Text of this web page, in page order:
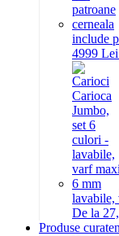
include
4999 Lei
lavabile,
De la
Produse